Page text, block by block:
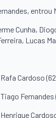
entrou
Cunha,
Lucas
Cardoso
Fernandes